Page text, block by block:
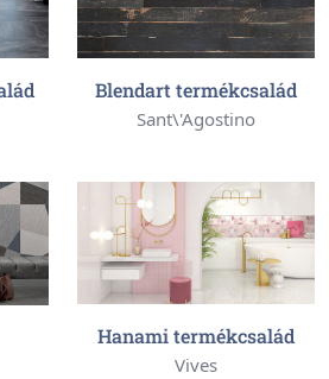
Blendart termékcsalád
Sant\'Agostino
Hanami termékcsalád
Vives